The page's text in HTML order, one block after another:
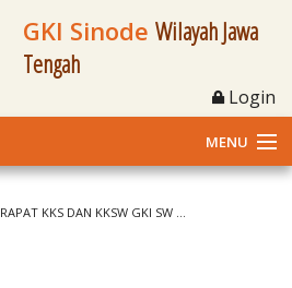
GKI Sinode Wilayah Jawa
Tengah
Login
MENU
RAPAT KKS DAN KKSW GKI SW ...